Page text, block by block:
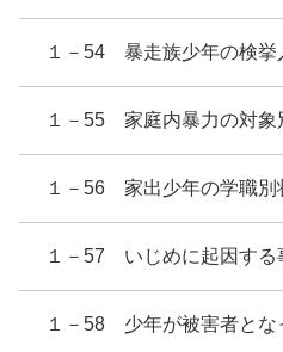
１－54 暴走族少年の検挙
１－55 家庭内暴力の対象
１－56 家出少年の学職別
１－57 いじめに起因する
１－58 少年が被害者とな